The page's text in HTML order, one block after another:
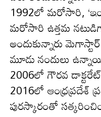
1992లో మరోసారి,
మ‌రోసారి ఉత్తమ
అందుకున్నారు
మూడు నందులు
2006లో గౌరవ
2016లో ఆంధ్రప్రదేశ్
పురస్కారంతో